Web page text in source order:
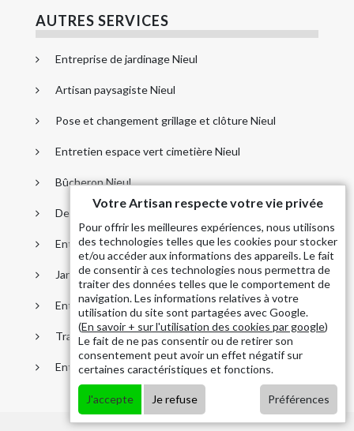
AUTRES SERVICES
Entreprise de jardinage Nieul
Artisan paysagiste Nieul
Pose et changement grillage et clôture Nieul
Entretien espace vert cimetière Nieul
Bûcheron Nieul
Dessouchage arbre et haie Nieul
Entreprise élagage Nieul
Jardinier taille de haie Nieul
Entreprise abattage arbre Nieul
Traitement anti-chenille Nieul
Entretient parc et jardin Nieul
Votre Artisan respecte votre vie privée
Pour offrir les meilleures expériences, nous utilisons
des technologies telles que les cookies pour stocker
et/ou accéder aux informations des appareils. Le fait
de consentir à ces technologies nous permettra de
traiter des données telles que le comportement de
navigation. Les informations relatives à votre
utilisation du site sont partagées avec Google.
(En savoir + sur l'utilisation des cookies par google)
Le fait de ne pas consentir ou de retirer son
consentement peut avoir un effet négatif sur
certaines caractéristiques et fonctions.
J'accepte Je refuse Préférences